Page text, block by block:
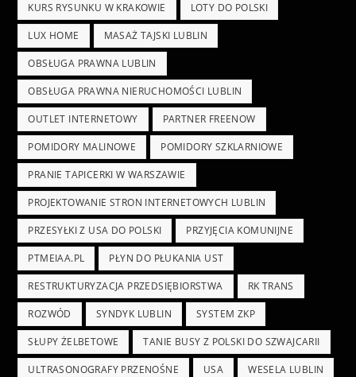
KURS RYSUNKU W KRAKOWIE LOTY DO POLSKI
LUX HOME MASAŻ TAJSKI LUBLIN
OBSŁUGA PRAWNA LUBLIN
OBSŁUGA PRAWNA NIERUCHOMOŚCI LUBLIN
OUTLET INTERNETOWY PARTNER FREENOW
POMIDORY MALINOWE POMIDORY SZKLARNIOWE
PRANIE TAPICERKI W WARSZAWIE
PROJEKTOWANIE STRON INTERNETOWYCH LUBLIN
PRZESYŁKI Z USA DO POLSKI PRZYJĘCIA KOMUNIJNE
PTMEIAA.PL PŁYN DO PŁUKANIA UST
RESTRUKTURYZACJA PRZEDSIĘBIORSTWA RK TRANS
ROZWÓD SYNDYK LUBLIN SYSTEM ZKP
SŁUPY ŻELBETOWE TANIE BUSY Z POLSKI DO SZWAJCARII
ULTRASONOGRAFY PRZENOŚNE USA WESELA LUBLIN